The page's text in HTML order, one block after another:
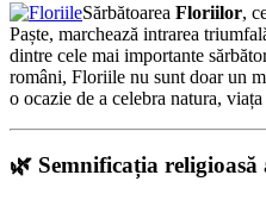
Sărbătoarea Floriilor,
Paște, marchează intrarea
dintre cele mai importante
români, Floriile nu sunt doar un
o ocazie de a celebra natura,
🌿 Semnificația